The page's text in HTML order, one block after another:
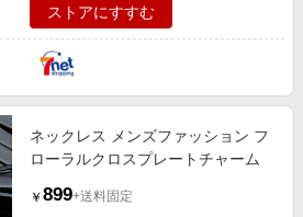
ストアにすすむ
ネックレス メンズファッション フ
ローラルクロスプレートチャーム
￥ 899+送料固定